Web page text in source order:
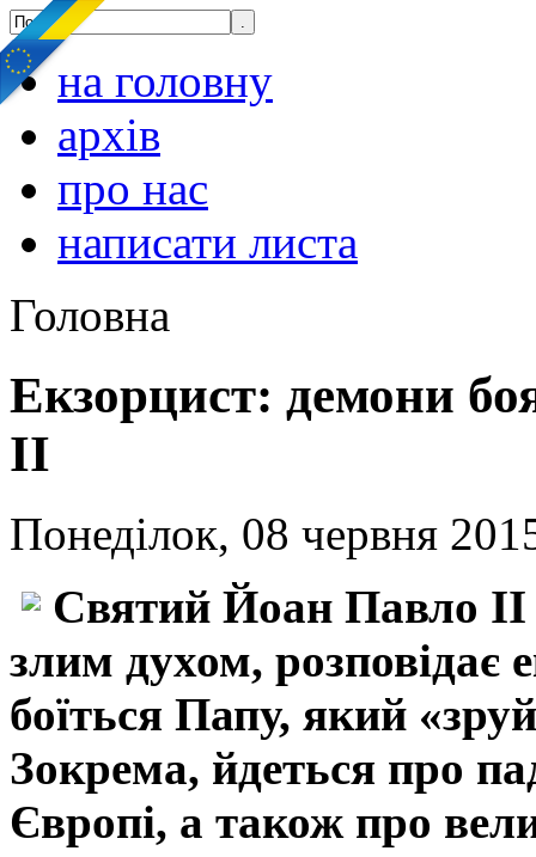
на головну
архів
про нас
написати листа
Головна
Екзорцист: демони
ІІ
Понеділок, 08 червня
Святий Йоан Павло ІІ
злим духом, розповідає
боїться Папу, який
Зокрема, йдеться про
Європі, а також про